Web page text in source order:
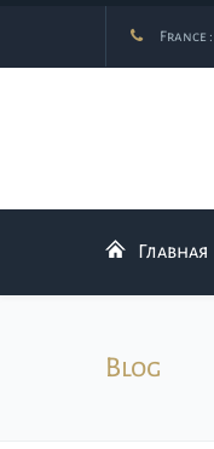
France :
Главная
Blog